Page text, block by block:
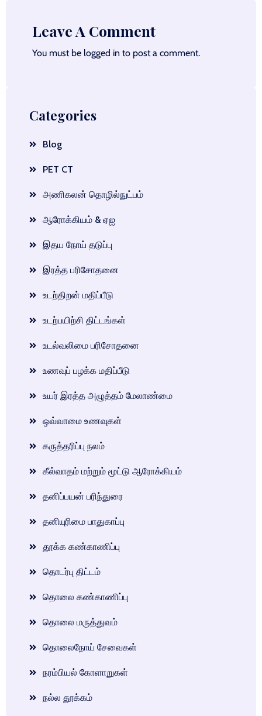
Leave A Comment
You must be logged in to post a comment.
Categories
Blog
PET CT
அணிகலன் தொழில்நுட்பம்
ஆரோக்கியம் & ஏஐ
இதய நோய் தடுப்பு
இரத்த பரிசோதனை
உடற்திறன் மதிப்பீடு
உடற்பயிற்சி திட்டங்கள்
உடல்வலிமை பரிசோதனை
உணவுப் பழக்க மதிப்பீடு
உயர் இரத்த அழுத்தம் மேலாண்மை
ஒவ்வாமை உணவுகள்
கருத்தரிப்பு நலம்
கீல்வாதம் மற்றும் மூட்டு ஆரோக்கியம்
தனிப்பயன் பரிந்துரை
தனியுரிமை பாதுகாப்பு
தூக்க கண்காணிப்பு
தொடர்பு திட்டம்
தொலை கண்காணிப்பு
தொலை மருத்துவம்
தொலைநோய் சேவைகள்
நரம்பியல் கோளாறுகள்
நல்ல தூக்கம்